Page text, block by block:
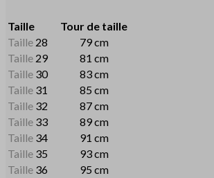
Taille
Tour de taille
Taille 28
79 cm
Taille 29
81 cm
Taille 30
83 cm
Taille 31
85 cm
Taille 32
87 cm
Taille 33
89 cm
Taille 34
91 cm
Taille 35
93 cm
Taille 36
95 cm